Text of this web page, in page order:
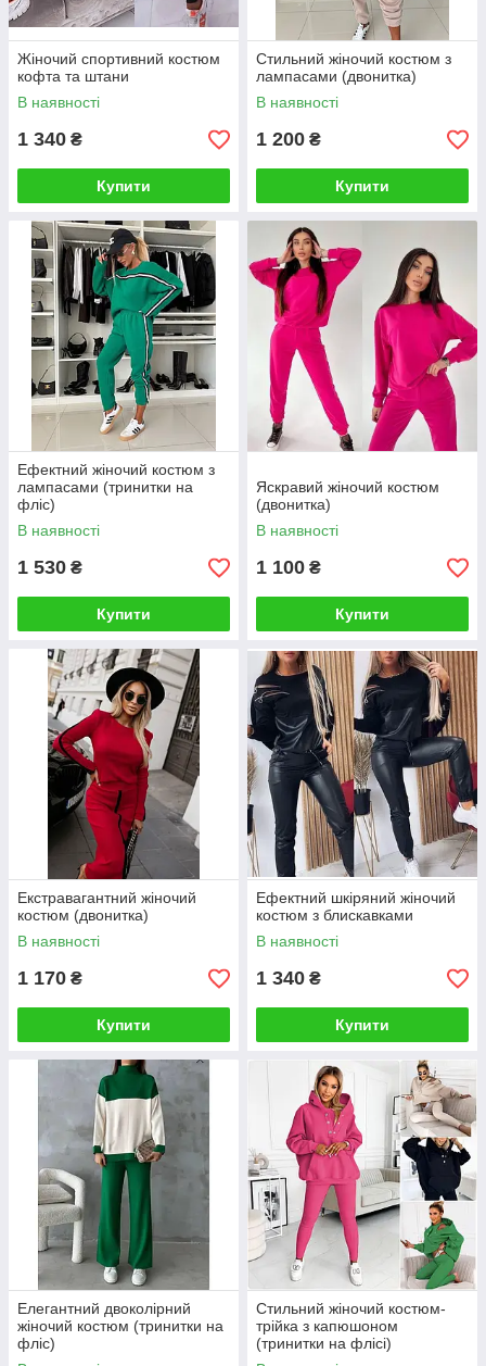
Жіночий спортивний костюм
кофта та штани
В наявності
1 340 ₴
Купити
Стильний жіночий костюм з
лампасами (двонитка)
В наявності
1 200 ₴
Купити
Ефектний жіночий костюм з
лампасами (тринитки на
фліс)
В наявності
1 530 ₴
Купити
Яскравий жіночий костюм
(двонитка)
В наявності
1 100 ₴
Купити
Екстравагантний жіночий
костюм (двонитка)
В наявності
1 170 ₴
Купити
Ефектний шкіряний жіночий
костюм з блискавками
В наявності
1 340 ₴
Купити
Елегантний двоколірний
жіночий костюм (тринитки на
фліс)
Стильний жіночий костюм-
трійка з капюшоном
(тринитки на флісі)